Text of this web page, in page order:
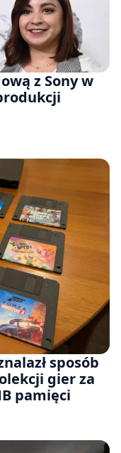
z Sony w
sposób
gier za
pamięci